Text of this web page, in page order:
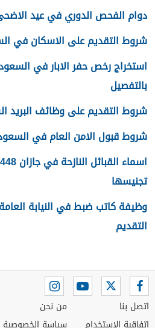
دوام الفحص الدوري في عيد الاضحى
شروط التقديم على الاسكان في
بالتفصيل
شروط التقديم على وظائف البريد
شروط قبول الامن العام في السعودية
تجنيسها
التقديم
اتصل بنا
اتفاقية الاستخدام
من نحن
سياسة الخصوصية